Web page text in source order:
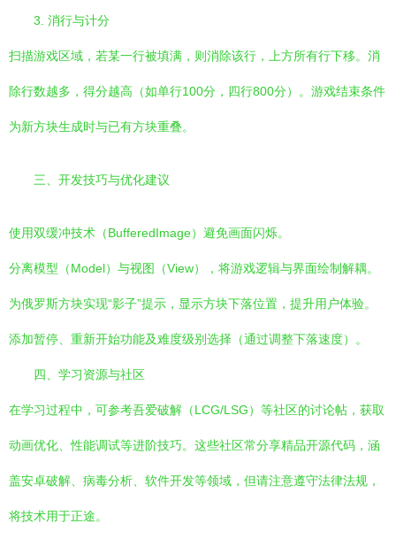
3. 消行与计分
扫描游戏区域，若某一行被填满，则消除该行，上方所有行下移。消
除行数越多，得分越高（如单行100分，四行800分）。游戏结束条件
为新方块生成时与已有方块重叠。
三、开发技巧与优化建议
使用双缓冲技术（BufferedImage）避免画面闪烁。
分离模型（Model）与视图（View），将游戏逻辑与界面绘制解耦。
为俄罗斯方块实现“影子”提示，显示方块下落位置，提升用户体验。
添加暂停、重新开始功能及难度级别选择（通过调整下落速度）。
四、学习资源与社区
在学习过程中，可参考吾爱破解（LCG/LSG）等社区的讨论帖，获取
动画优化、性能调试等进阶技巧。这些社区常分享精品开源代码，涵
盖安卓破解、病毒分析、软件开发等领域，但请注意遵守法律法规，
将技术用于正途。